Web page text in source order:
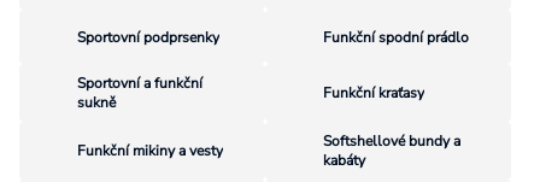
Sportovní podprsenky Funkční spodní prádlo
Sportovní a funkční
sukně
Funkční kraťasy
Funkční mikiny a vesty
Softshellové bundy a
kabáty